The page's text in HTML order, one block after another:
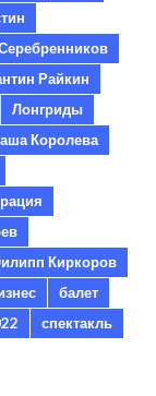
Райкин
Лонгриды
Королева
Киркоров
балет
спектакль